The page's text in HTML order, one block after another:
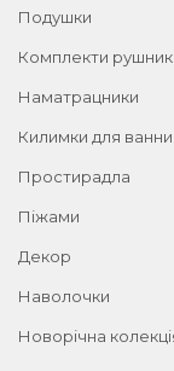
Подушки
Комплекти
Наматрацники
Килимки для ванни
Простирадла
Піжами
Декор
Наволочки
Новорічна